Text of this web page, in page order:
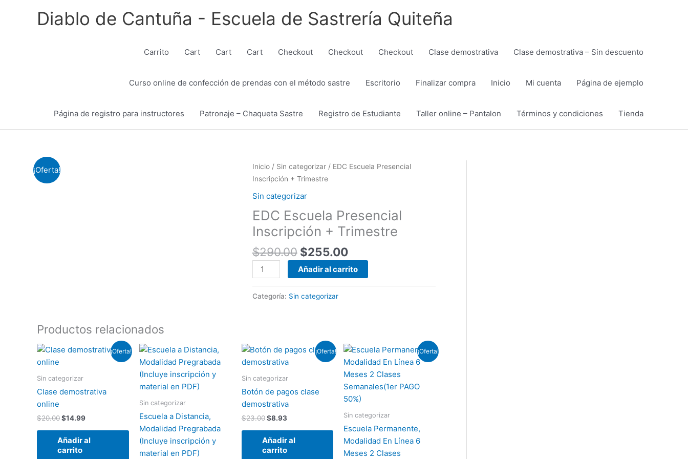
Diablo de Cantuña - Escuela de Sastrería Quiteña
Carrito Cart Cart Cart Checkout Checkout Checkout Clase demostrativa Clase demostrativa – Sin descuento
Curso online de confección de prendas con el método sastre Escritorio Finalizar compra Inicio Mi cuenta Página de ejemplo
Página de registro para instructores Patronaje – Chaqueta Sastre Registro de Estudiante Taller online – Pantalon Términos y condiciones Tienda
¡Oferta! Inicio/ Sin categorizar/ EDC Escuela Presencial
Inscripción + Trimestre
Sin categorizar
EDC Escuela Presencial
Inscripción + Trimestre
$290.00
El
precio
era:
$290.00.
$255.00
El
$255.00.
EDC
Escuela
Presencial
Inscripción
+
Trimestre
cantidad
Añadir al carrito
Categoría: Sin categorizar
Productos relacionados
¡Oferta!
Sin categorizar
Clase demostrativa
online
$20.00
El
precio
$20.00.
$14.99
El
precio
Añadir al
carrito
Sin categorizar
Escuela a Distancia,
Modalidad Pregrabada
(Incluye inscripción y
material en PDF)
¡Oferta!
Sin categorizar
Botón de pagos clase
demostrativa
$23.00
El
precio
original
$23.00.
$8.93
El
precio
actual
$8.93.
Añadir al
carrito
¡Oferta!
Sin categorizar
Escuela Permanente,
Modalidad En Línea 6
Meses 2 Clases
El
precio
original
era:
$300.00.
El
precio
actual
es:
$90.30.